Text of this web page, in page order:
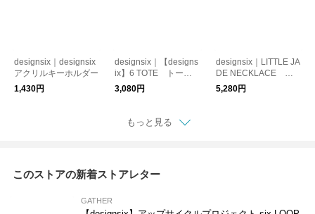
designsix｜designsix
アクリルキーホルダー
1,430円
designsix｜【designs
ix】6 TOTE トート
バッグ
3,080円
designsix｜LITTLE JA
DE NECKLACE ビ
ーズネックレス
5,280円
もっと見る
このストアの新着ストアレター
GATHER